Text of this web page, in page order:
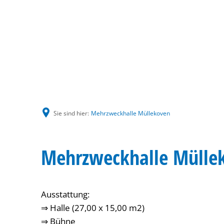
Sie sind hier: Mehrzweckhalle Müllekoven
Mehrzweckhalle
Ausstattung:
⇒ Halle (27,00 x 15,00 m2)
⇒ Bühne